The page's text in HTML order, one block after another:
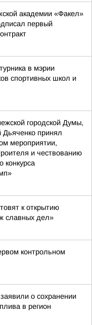
академии «Факел»
первый
в мэрии
спортивных школ и
городской Думы,
Дьяченко принял
мероприятии,
и чествованию
конкурса
к открытию
славных дел»
контрольном
о сохранении
в регион